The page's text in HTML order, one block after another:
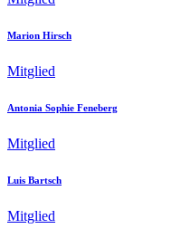
Marion Hirsch
Mitglied
Antonia Sophie Feneberg
Mitglied
Luis Bartsch
Mitglied